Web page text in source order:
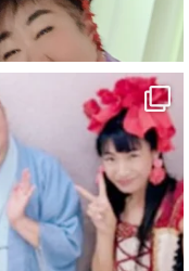
リンセス【公式】